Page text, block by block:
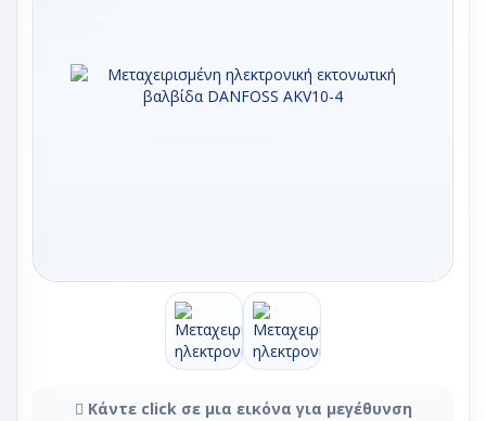
Κάντε click σε μια εικόνα για μεγέθυνση